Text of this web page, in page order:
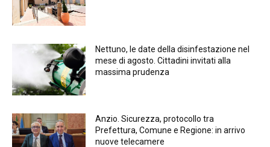
Nettuno, le date della disinfestazione nel
mese di agosto. Cittadini invitati alla
massima prudenza
Anzio. Sicurezza, protocollo tra
Prefettura, Comune e Regione: in arrivo
nuove telecamere